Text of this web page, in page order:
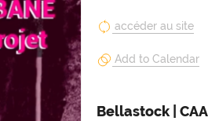
accéder au site
Add to Calendar
Bellastock |